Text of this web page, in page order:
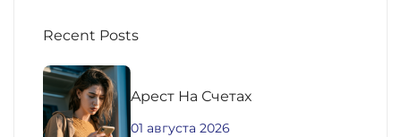
Recent Posts
Aрест На Счетах
01 августа 2026